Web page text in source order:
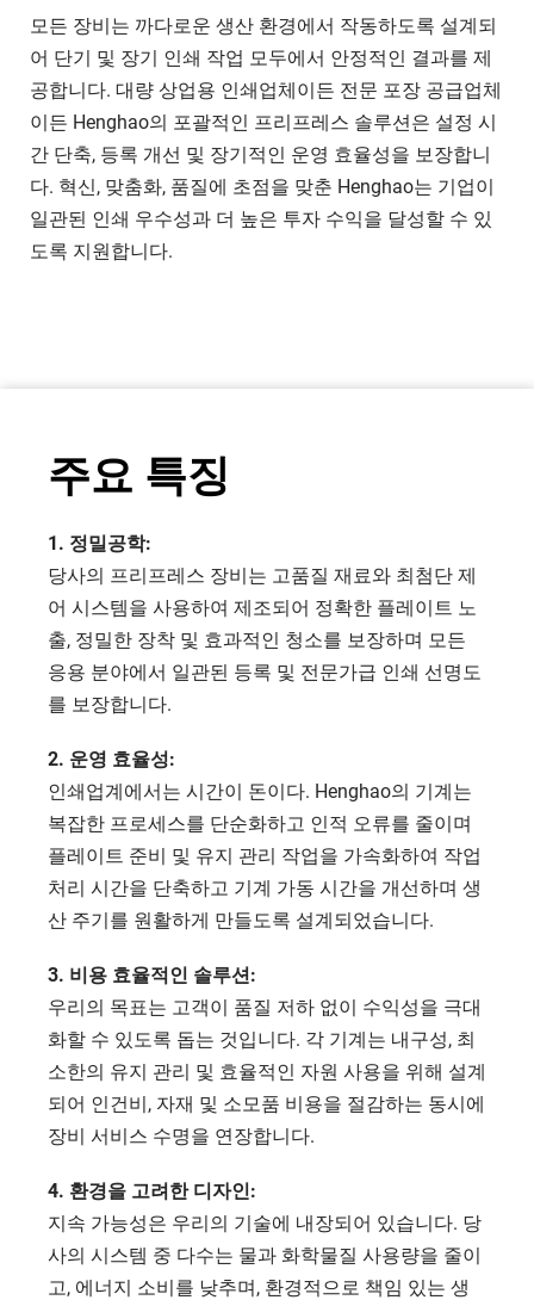
모든 장비는 까다로운 생산 환경에서 작동하도록 설계되
어 단기 및 장기 인쇄 작업 모두에서 안정적인 결과를 제
공합니다. 대량 상업용 인쇄업체이든 전문 포장 공급업체
이든 Henghao의 포괄적인 프리프레스 솔루션은 설정 시
간 단축, 등록 개선 및 장기적인 운영 효율성을 보장합니
다. 혁신, 맞춤화, 품질에 초점을 맞춘 Henghao는 기업이
일관된 인쇄 우수성과 더 높은 투자 수익을 달성할 수 있
도록 지원합니다.
주요 특징
1. 정밀공학:
당사의 프리프레스 장비는 고품질 재료와 최첨단 제
어 시스템을 사용하여 제조되어 정확한 플레이트 노
출, 정밀한 장착 및 효과적인 청소를 보장하며 모든
응용 분야에서 일관된 등록 및 전문가급 인쇄 선명도
를 보장합니다.
2. 운영 효율성:
인쇄업계에서는 시간이 돈이다. Henghao의 기계는
복잡한 프로세스를 단순화하고 인적 오류를 줄이며
플레이트 준비 및 유지 관리 작업을 가속화하여 작업
처리 시간을 단축하고 기계 가동 시간을 개선하며 생
산 주기를 원활하게 만들도록 설계되었습니다.
3. 비용 효율적인 솔루션:
우리의 목표는 고객이 품질 저하 없이 수익성을 극대
화할 수 있도록 돕는 것입니다. 각 기계는 내구성, 최
소한의 유지 관리 및 효율적인 자원 사용을 위해 설계
되어 인건비, 자재 및 소모품 비용을 절감하는 동시에
장비 서비스 수명을 연장합니다.
4. 환경을 고려한 디자인:
지속 가능성은 우리의 기술에 내장되어 있습니다. 당
사의 시스템 중 다수는 물과 화학물질 사용량을 줄이
고, 에너지 소비를 낮추며, 환경적으로 책임 있는 생